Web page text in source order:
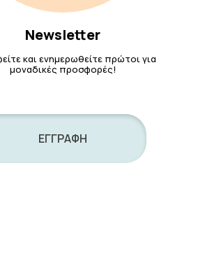
Newsletter
και ενημερωθείτε πρώτοι για
μοναδικές προσφορές!
ΕΓΓΡΑΦΗ